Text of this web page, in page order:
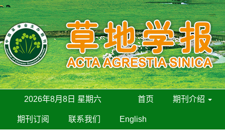
2026年8月8日 星期六 首页 期刊介绍
期刊订阅 联系我们 English